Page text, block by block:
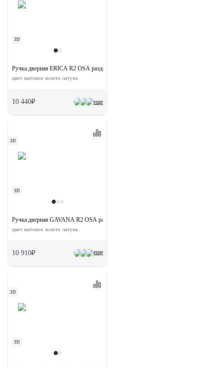
3D
еще
Ручка дверная ERICA R2 OSA раздельная на круглой розетке
цвет матовое золото латунь
10 440₽
3D
3D
еще
Ручка дверная GAVANA R2 OSA раздельная на круглой розетке
цвет матовое золото латунь
10 910₽
3D
3D